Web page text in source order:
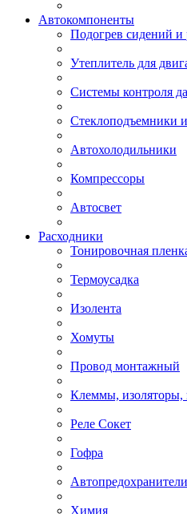
Автокомпоненты
Подогрев сидений и
Утеплитель для
Системы контроля
Стеклоподъемники
Автохолодильники
Компрессоры
Автосвет
Расходники
Тонировочная
Термоусадка
Изолента
Хомуты
Провод монтажный
Клеммы, изоляторы,
Реле Сокет
Гофра
Автопредохранители
Химия